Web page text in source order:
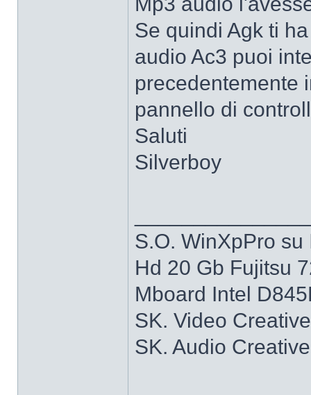
Se quindi Agk ti
audio Ac3 puoi
precedentemente
pannello di
Saluti
Silverboy
S.O. WinXpPro su
Hd 20 Gb Fujitsu
Mboard Intel
SK. Video
SK. Audio